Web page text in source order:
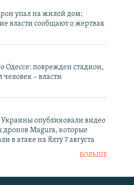
упал на жилой дом:
власти сообщают о жертвах
Одессе: поврежден стадион,
человек – власти
опубликовали видео
дронов Magura, которые
в атаке на Ялту 7 августа
БОЛЬШЕ